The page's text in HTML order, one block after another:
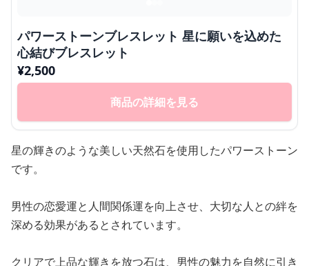
パワーストーンブレスレット 星に願いを込めた
心結びブレスレット
¥2,500
商品の詳細を見る
星の輝きのような美しい天然石を使用したパワーストーン
です。
男性の恋愛運と人間関係運を向上させ、大切な人との絆を
深める効果があるとされています。
クリアで上品な輝きを放つ石は、男性の魅力を自然に引き